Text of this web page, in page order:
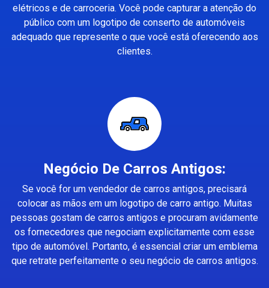
elétricos e de carroceria. Você pode capturar a atenção do
público com um logotipo de conserto de automóveis
adequado que represente o que você está oferecendo aos
clientes.
Negócio De Carros Antigos:
Se você for um vendedor de carros antigos, precisará
colocar as mãos em um logotipo de carro antigo. Muitas
pessoas gostam de carros antigos e procuram avidamente
os fornecedores que negociam explicitamente com esse
tipo de automóvel. Portanto, é essencial criar um emblema
que retrate perfeitamente o seu negócio de carros antigos.